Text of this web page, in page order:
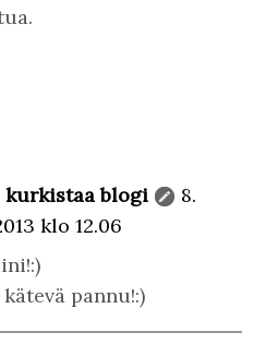
blogi
8.
klo 12.06
pannu!:)